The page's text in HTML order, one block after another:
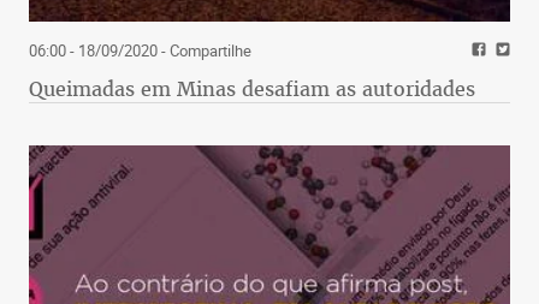
06:00 - 18/09/2020- Compartilhe
Queimadas em Minas desafiam as autoridades